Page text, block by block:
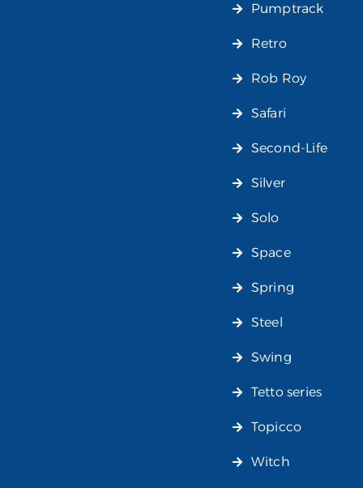
Pumptrack
Retro
Rob Roy
Safari
Second-Life
Silver
Solo
Space
Spring
Steel
Swing
Tetto series
Topicco
Witch